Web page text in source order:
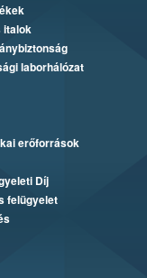
italok
laborhálózat
erőforrások
Díj
felügyelet